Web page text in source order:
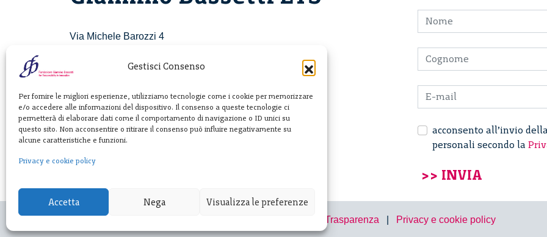
Gestisci Consenso
Per fornire le migliori esperienze, utilizziamo tecnologie come i cookie per memorizzare
e/o accedere alle informazioni del dispositivo. Il consenso a queste tecnologie ci
permetterà di elaborare dati come il comportamento di navigazione o ID unici su
questo sito. Non acconsentire o ritirare il consenso può influire negativamente su
alcune caratteristiche e funzioni.
Privacy e cookie policy
Accetta Nega Visualizza le preferenze
acconsento all’invio
personali secondo la
Via Michele Barozzi 4
T. +39 02 781933
info@fondazionebassetti.org
p.i. 12520270153
Trasparenza Privacy e cookie policy